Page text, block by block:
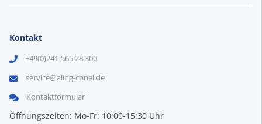
Kontakt
+49(0)241-565 28 300
service@aling-conel.de
Kontaktformular
Öffnungszeiten: Mo-Fr: 10:00-15:30 Uhr